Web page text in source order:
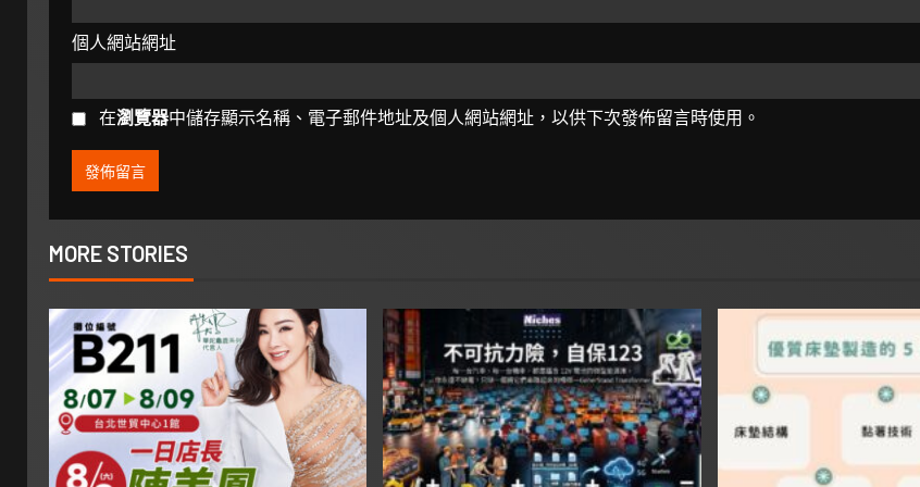
個人網站網址
在瀏覽器中儲存顯示名稱、電子郵件地址及個人網站網址，以供下次發佈留言時使用。
MORE STORIES